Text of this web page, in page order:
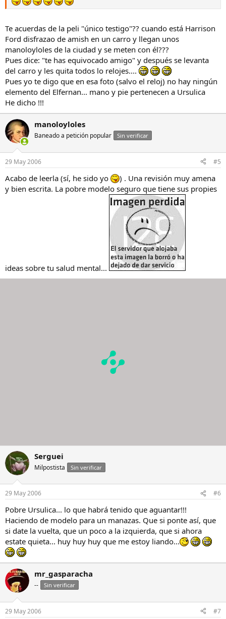
Te acuerdas de la peli "único testigo"?? cuando está Harrison
Ford disfrazao de amish en un carro y llegan unos
manoloyloles de la ciudad y se meten con él???
Pues dice: "te has equivocado amigo" y después se levanta
del carro y les quita todos lo relojes....
Pues yo te digo que en esa foto (salvo el reloj) no hay ningún
elemento del Elfernan... mano y pie pertenecen a Ursulica
He dicho !!!
manoloyloles
Baneado a petición popular Sin verificar
29 May 2006 #5
Acabo de leerla (sí, he sido yo
) . Una revisión muy amena
y bien escrita. La pobre modelo seguro que tiene sus propies
ideas sobre tu salud mental...
Serguei
Milpostista Sin verificar
29 May 2006 #6
Pobre Ursulica... lo que habrá tenido que aguantar!!!
Haciendo de modelo para un manazas. Que si ponte así, que
si date la vuelta, que un poco a la izquierda, que si ahora
estate quieta... huy huy huy que me estoy liando...
mr_gasparacha
-- Sin verificar
29 May 2006 #7